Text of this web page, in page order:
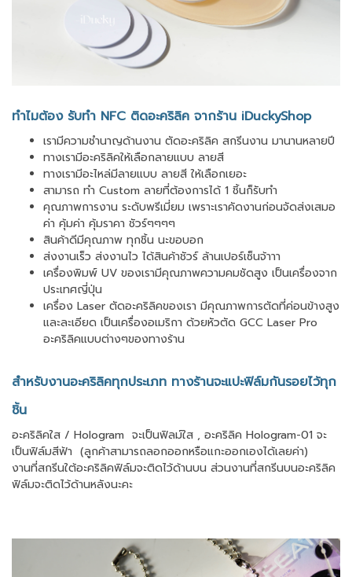
ทำไมต้อง รับทำ NFC ติดอะคริลิค จากร้าน iDuckyShop
เรามีความชำนาญด้านงาน ตัดอะคริลิค สกรีนงาน มานานหลายปี
ทางเรามีอะคริลิคให้เลือกลายแบบ ลายสี
ทางเรามีอะไหล่มีลายแบบ ลายสี ให้เลือกเยอะ
สามารถ ทำ Custom ลายที่ต้องการได้ 1 ชิ้นก็รับทำ
คุณภาพการงาน ระดับพรีเมี่ยม เพราะเราคัดงานก่อนจัดส่งเสมอ
ค่า คุ้มค่า คุ้มราคา ชัวร์ๆๆๆๆ
สินค้าดีมีคุณภาพ ทุกชิ้น นะขอบอก
ส่งงานเร็ว ส่งงานไว ได้สินค้าชัวร์ ล้านเปอร์เซ็นจ้าาา
เครื่องพิมพ์ UV ของเรามีคุณภาพความคมชัดสูง เป็นเครื่องจาก
ประเทศญี่ปุ่น
เครื่อง Laser ตัดอะคริลิคของเรา มีคุณภาพการตัดที่ค่อนข้างสูง
และละเอียด เป็นเครื่องอเมริกา ด้วยหัวตัด GCC Laser Pro
อะคริลิคแบบต่างๆของทางร้าน
สำหรับงานอะคริลิคทุกประเภท ทางร้านจะแปะฟิล์มกันรอยไว้ทุก
ชิ้น
อะคริลิคใส / Hologram จะเป็นฟิลม์ใส , อะคริลิค Hologram-01 จะ
เป็นฟิล์มสีฟ้า (ลูกค้าสามารถลอกออกหรือแกะออกเองได้เลยค่า)
งานที่สกรีนใต้อะคริลิคฟิล์มจะติดไว้ด้านบน ส่วนงานที่สกรีนบนอะคริลิค
ฟิล์มจะติดไว้ด้านหลังนะคะ